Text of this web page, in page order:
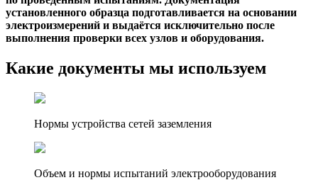
установленного образца подготавливается на основании
электроизмерений и выдаётся исключительно после
выполнения проверки всех узлов и оборудования.
Какие документы мы используем
Нормы устройства сетей заземления
Объем и нормы испытаний электрооборудования